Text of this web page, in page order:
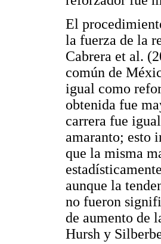
El
la fuerza de la
Cabrera et al.
común de
igual como
obtenida fue
carrera fue
amaranto; esto
que la misma
aunque la
no fueron
de aumento de
Hursh y